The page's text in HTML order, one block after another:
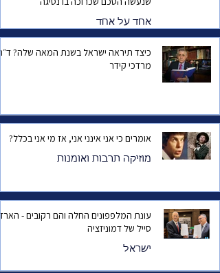
אחד על אחד
כיצד תיראה ישראל בשנת המאה
מרדכי קידר
אומרים כי אני אינני אני, אז מי אני בכלל?
מוזיקה תרבות ואומנות
עונת המלפפונים החלה והם רקובים -
סייל של דמוניזציה
ישראל